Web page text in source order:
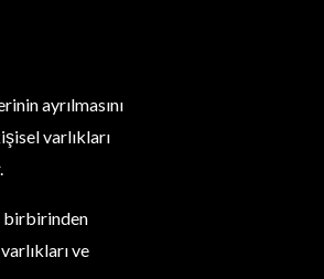
ayrılmasını
varlıkları
birbirinden
ve